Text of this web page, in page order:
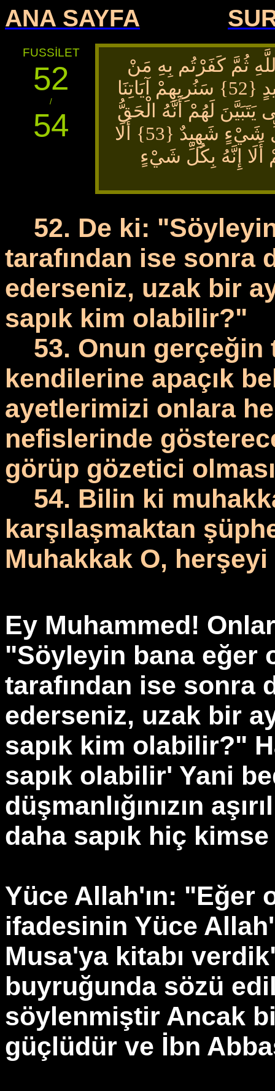
ANA SAYFA
FUSSİLET
52
/
54
ثُمَّ كَفَرْتُم بِهِ مَنْ
آيَاتِنَا
لَهُمْ أَنَّهُ الْحَقُّ
أَوَلَمْ يَكْفِ بِرَبِّكَ أَنَّهُ عَلَى كُلِّ شَيْءٍ شَهِيدٌ {53} أَلَا
إِنَّهُ بِكُلِّ شَيْءٍ
52. De ki:
tarafından ise sonra
ederseniz, uzak bir
sapık kim olabilir?"
53. Onun
kendilerine apaçık
ayetlerimizi onlara
nefislerinde
görüp gözetici
54. Bilin ki
karşılaşmaktan
Muhakkak O, herşeyi
Ey Muhammed!
"Söyleyin bana eğer
tarafından ise sonra
ederseniz, uzak bir
sapık kim olabilir?"
sapık olabilir' Yani
düşmanlığınızın
daha sapık hiç
Yüce Allah'ın: "Eğer
ifadesinin Yüce
Musa'ya kitabı
buyruğunda sözü
söylenmiştir Ancak
güçlüdür ve İbn